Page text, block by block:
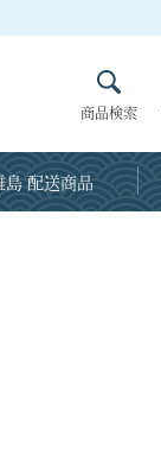
商品検索
島 配送商品